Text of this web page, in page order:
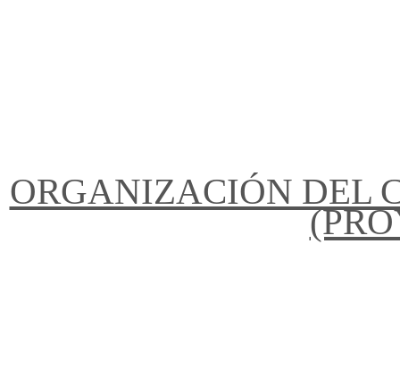
ORGANIZACIÓN DEL